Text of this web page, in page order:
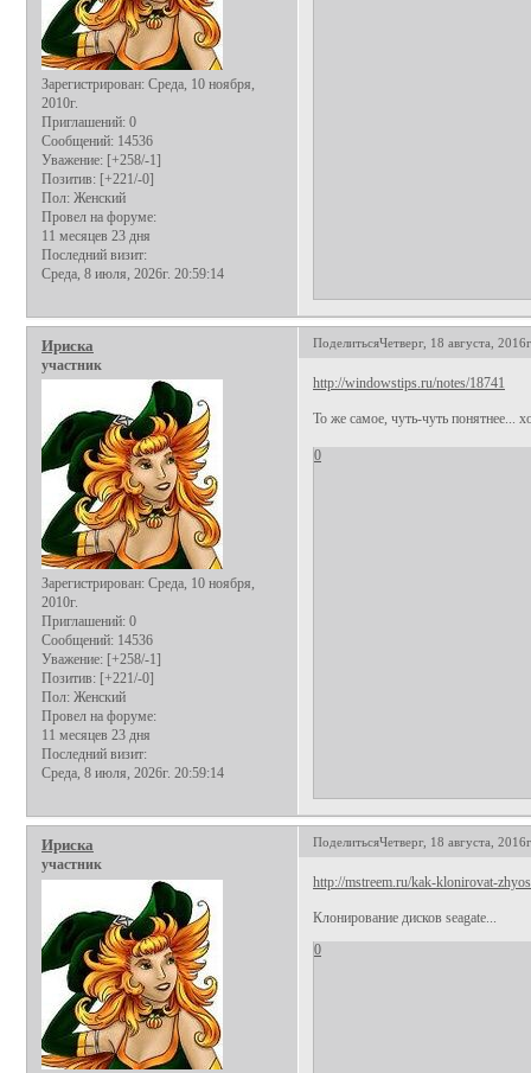
Зарегистрирован: Среда, 10 ноября,
2010г.
Приглашений: 0
Сообщений: 14536
Уважение: [+258/-1]
Позитив: [+221/-0]
Пол: Женский
Провел на форуме:
11 месяцев 23 дня
Последний визит:
Среда, 8 июля, 2026г. 20:59:14
ПоделитьсяЧетверг, 18 августа,
Ириска
участник
Зарегистрирован: Среда, 10 ноября,
2010г.
Приглашений: 0
Сообщений: 14536
Уважение: [+258/-1]
Позитив: [+221/-0]
Пол: Женский
Провел на форуме:
11 месяцев 23 дня
Последний визит:
Среда, 8 июля, 2026г. 20:59:14
http://windowstips.ru/notes/18741
То же самое, чуть-чуть понятнее...
0
ПоделитьсяЧетверг, 18 августа,
Ириска
участник
http://mstreem.ru/kak-klonirovat-
Клонирование дисков seagate...
0